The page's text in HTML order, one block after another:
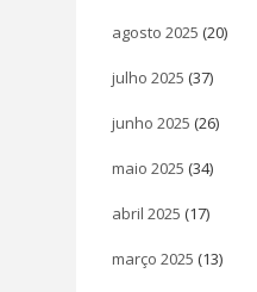
agosto 2025 (20)
julho 2025 (37)
junho 2025 (26)
maio 2025 (34)
abril 2025 (17)
março 2025 (13)